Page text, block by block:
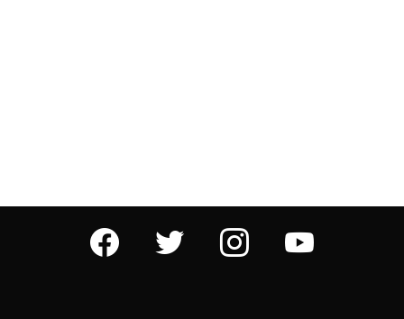
facebook twitter instagram youtube